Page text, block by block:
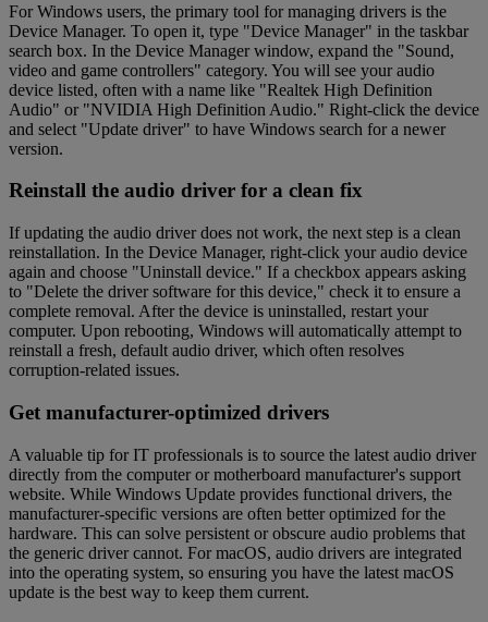
For Windows users, the primary tool for managing drivers is the
Device Manager. To open it, type "Device Manager" in the taskbar
search box. In the Device Manager window, expand the "Sound,
video and game controllers" category. You will see your audio
device listed, often with a name like "Realtek High Definition
Audio" or "NVIDIA High Definition Audio." Right-click the device
and select "Update driver" to have Windows search for a newer
version.
Reinstall the audio driver for a clean fix
If updating the audio driver does not work, the next step is a clean
reinstallation. In the Device Manager, right-click your audio device
again and choose "Uninstall device." If a checkbox appears asking
to "Delete the driver software for this device," check it to ensure a
complete removal. After the device is uninstalled, restart your
computer. Upon rebooting, Windows will automatically attempt to
reinstall a fresh, default audio driver, which often resolves
corruption-related issues.
Get manufacturer-optimized drivers
A valuable tip for IT professionals is to source the latest audio driver
directly from the computer or motherboard manufacturer's support
website. While Windows Update provides functional drivers, the
manufacturer-specific versions are often better optimized for the
hardware. This can solve persistent or obscure audio problems that
the generic driver cannot. For macOS, audio drivers are integrated
into the operating system, so ensuring you have the latest macOS
update is the best way to keep them current.